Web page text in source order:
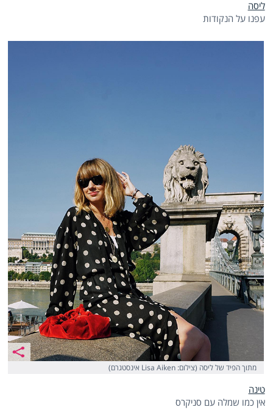
ליסה
עפנו על הנקודות
מתוך הפיד של ליסה (צילום: Lisa Aiken אינסטגרם)
טינה
אין כמו שמלה עם סניקרס